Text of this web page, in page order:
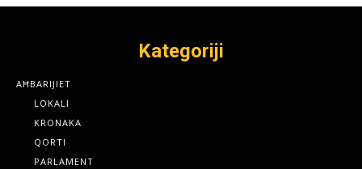
Kategoriji
AĦBARIJIET
LOKALI
KRONAKA
QORTI
PARLAMENT